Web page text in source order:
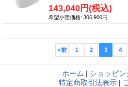
143,040円 (税込)
希望小売価格: 306,900円
«前 1 2 3 4
ホーム | ショッピン
特定商取引法表示 |